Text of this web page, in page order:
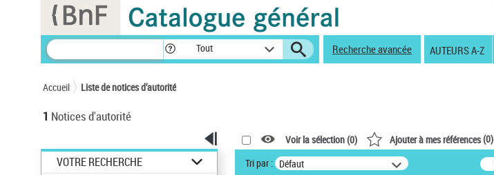
Tout Recherche avancée AUTEURS A-Z
Accueil Liste de notices d’autorité
1 Notices d'autorité
VOTRE RECHERCHE
Voir la sélection (0) Ajouter à mes références(0)
Tri par : Défaut
Panneau de gestion des cookies